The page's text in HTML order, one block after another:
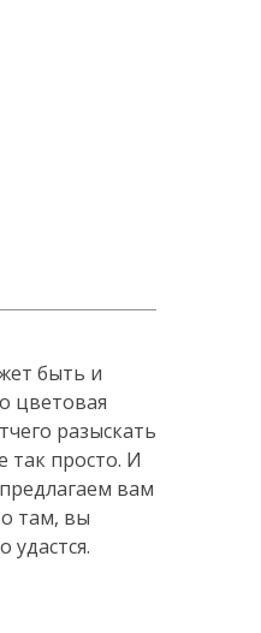
быть и
цветовая
разыскать
так просто. И
вам
там, вы
удастся.